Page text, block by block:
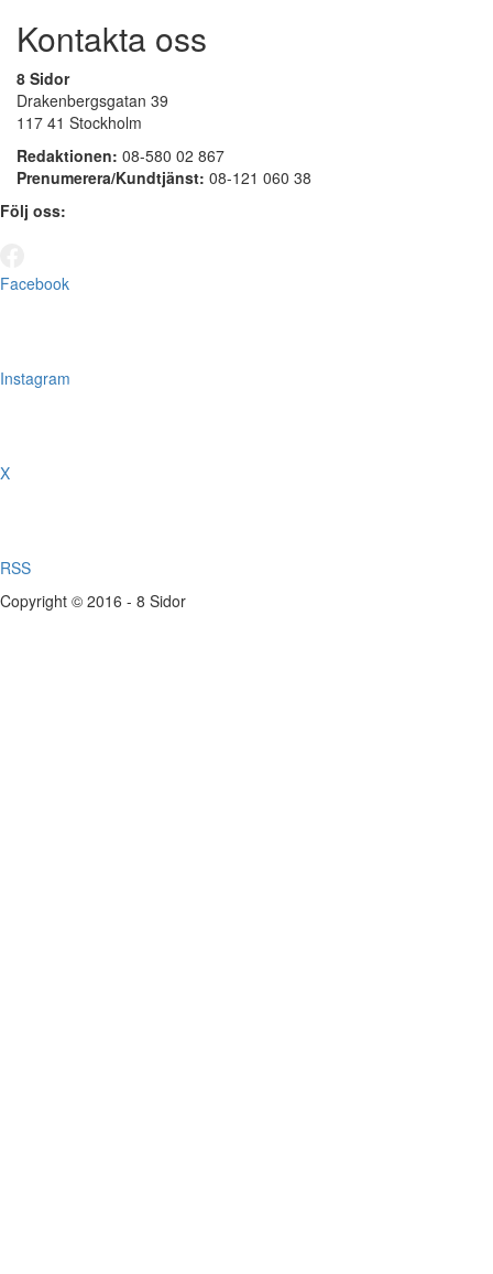
Kontakta oss
8 Sidor
Drakenbergsgatan 39
117 41 Stockholm
Redaktionen: 08-580 02 867
Prenumerera/Kundtjänst: 08-121 060 38
Följ oss:
Facebook
Instagram
X
RSS
Copyright © 2016 - 8 Sidor